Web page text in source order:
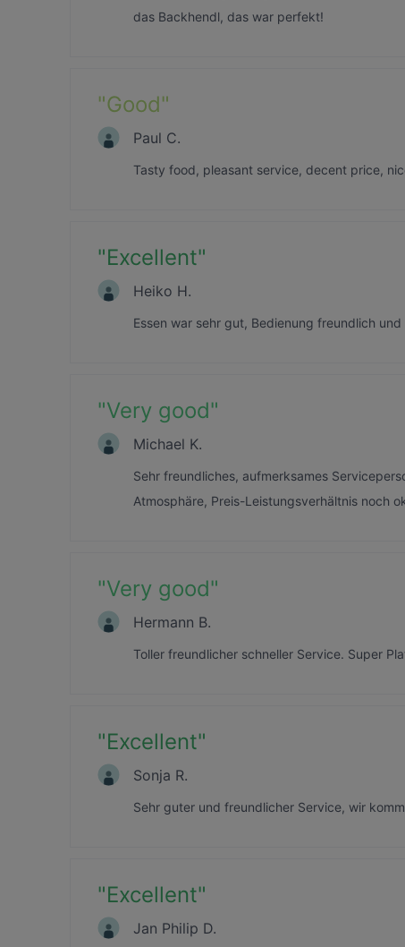
das Backhendl, das war perfekt!
"Good"
Paul C.
Tasty food, pleasant service, decent price,
"Excellent"
Heiko H.
Essen war sehr gut, Bedienung freundlich
"Very good"
Michael K.
Sehr freundliches, aufmerksames
Atmosphäre, Preis-Leistungsverhältnis noch
"Very good"
Hermann B.
Toller freundlicher schneller Service. Super
"Excellent"
Sonja R.
Sehr guter und freundlicher Service, wir
"Excellent"
Jan Philip D.